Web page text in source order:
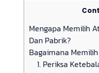
Mengapa Memilih
Dan Pabrik?
Bagaimana
1. Periksa